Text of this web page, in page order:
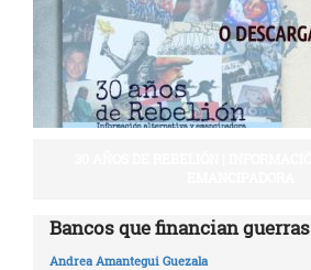
Bancos que financian guerras
Andrea Amantegui Guezala